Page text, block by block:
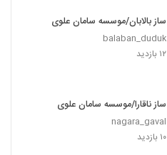
ساز بالابان/موسسه سامان علوی
balaban_duduk
۱۲ بازدید
ساز ناقارا/موسسه سامان علوی
nagara_gaval
۱۰ بازدید